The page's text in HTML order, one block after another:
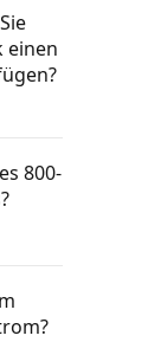
einen
800-